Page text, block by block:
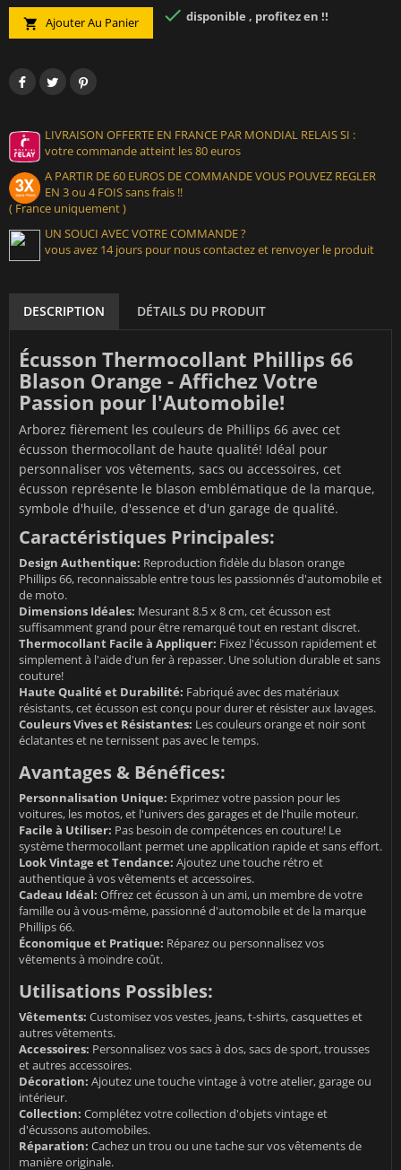
 Ajouter Au Panier  disponible , profitez en !!
LIVRAISON OFFERTE EN FRANCE PAR MONDIAL RELAIS SI :
votre commande atteint les 80 euros
A PARTIR DE 60 EUROS DE COMMANDE VOUS POUVEZ REGLER
EN 3 ou 4 FOIS sans frais !!
( France uniquement )
UN SOUCI AVEC VOTRE COMMANDE ?
vous avez 14 jours pour nous contactez et renvoyer le produit
DESCRIPTION DÉTAILS DU PRODUIT
Écusson Thermocollant Phillips 66
Blason Orange - Affichez Votre
Passion pour l'Automobile!
Arborez fièrement les couleurs de Phillips 66 avec cet
écusson thermocollant de haute qualité! Idéal pour
personnaliser vos vêtements, sacs ou accessoires, cet
écusson représente le blason emblématique de la marque,
symbole d'huile, d'essence et d'un garage de qualité.
Caractéristiques Principales:
Design Authentique: Reproduction fidèle du blason orange
Phillips 66, reconnaissable entre tous les passionnés d'automobile et
de moto.
Dimensions Idéales: Mesurant 8.5 x 8 cm, cet écusson est
suffisamment grand pour être remarqué tout en restant discret.
Thermocollant Facile à Appliquer: Fixez l'écusson rapidement et
simplement à l'aide d'un fer à repasser. Une solution durable et sans
couture!
Haute Qualité et Durabilité: Fabriqué avec des matériaux
résistants, cet écusson est conçu pour durer et résister aux lavages.
Couleurs Vives et Résistantes: Les couleurs orange et noir sont
éclatantes et ne ternissent pas avec le temps.
Avantages & Bénéfices:
Personnalisation Unique: Exprimez votre passion pour les
voitures, les motos, et l'univers des garages et de l'huile moteur.
Facile à Utiliser: Pas besoin de compétences en couture! Le
système thermocollant permet une application rapide et sans effort.
Look Vintage et Tendance: Ajoutez une touche rétro et
authentique à vos vêtements et accessoires.
Cadeau Idéal: Offrez cet écusson à un ami, un membre de votre
famille ou à vous-même, passionné d'automobile et de la marque
Phillips 66.
Économique et Pratique: Réparez ou personnalisez vos
vêtements à moindre coût.
Utilisations Possibles:
Vêtements: Customisez vos vestes, jeans, t-shirts, casquettes et
autres vêtements.
Accessoires: Personnalisez vos sacs à dos, sacs de sport, trousses
et autres accessoires.
Décoration: Ajoutez une touche vintage à votre atelier, garage ou
intérieur.
Collection: Complétez votre collection d'objets vintage et
d'écussons automobiles.
Réparation: Cachez un trou ou une tache sur vos vêtements de
manière originale.